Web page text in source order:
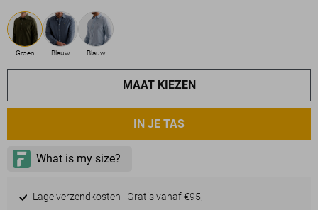
Groen Blauw Blauw
MAAT KIEZEN
IN JE TAS
Lage verzendkosten | Gratis vanaf €95,-